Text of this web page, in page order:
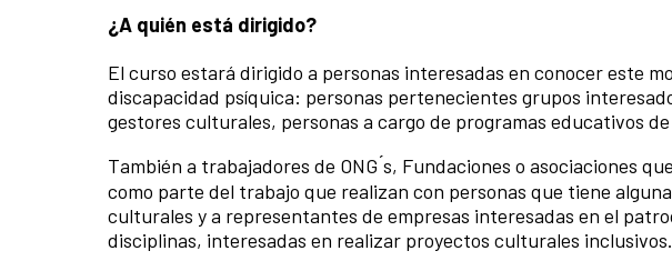
¿A quién está dirigido?
El curso estará dirigido a personas interesadas en conocer este
discapacidad psíquica: personas pertenecientes grupos
gestores culturales, personas a cargo de programas educativos
También a trabajadores de ONG ́s, Fundaciones o asociaciones
como parte del trabajo que realizan con personas que tiene
culturales y a representantes de empresas interesadas en el
disciplinas, interesadas en realizar proyectos culturales inclusivos.